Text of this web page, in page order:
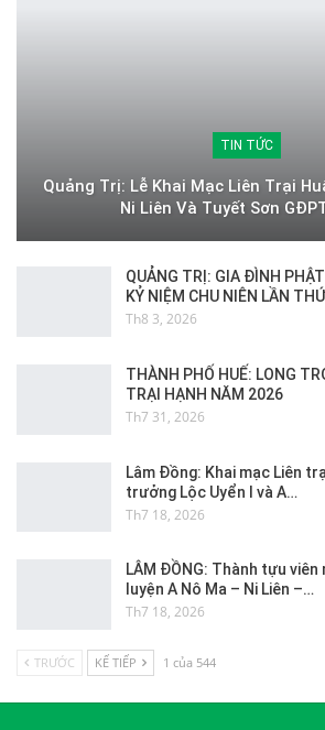
TIN TỨC
Quảng Trị: Lễ Khai Mạc Liên Trại
Ni Liên Và Tuyết Sơn
QUẢNG TRỊ: GIA ĐÌNH
KỶ NIỆM CHU NIÊN LẦN
Th8 3, 2026
THÀNH PHỐ HUẾ: LONG
TRẠI HẠNH NĂM 2026
Th7 31, 2026
Lâm Đồng: Khai mạc Liên
trưởng Lộc Uyển I và A…
Th7 18, 2026
LÂM ĐỒNG: Thành tựu viên
luyện A Nô Ma – Ni Liên –…
Th7 18, 2026
TRƯỚC KẾ TIẾP 1 của 544